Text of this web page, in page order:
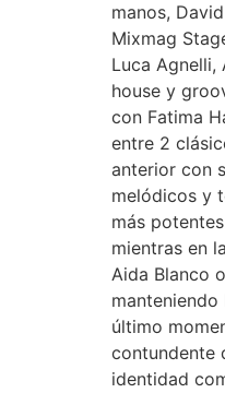
manos,
Mixmag
Luca Agnelli,
house y
con Fatima
entre 2
anterior con
melódicos y
más
mientras en
Aida Blanco
último
contundente
identidad